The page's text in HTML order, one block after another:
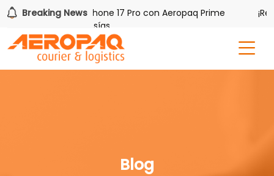
Breaking News
uno de tres iPhone 17 Pro con Aeropaq Prime
nuevas membresías
Blog